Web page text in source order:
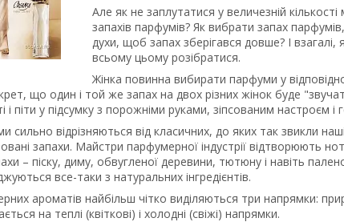
Але як не заплутатися у величезній
запахів парфумів? Як вибрати запах
духи, щоб запах зберігався довше? І
всьому цьому розібратися.
Жінка повинна вибирати парфуми у
що один і той же запах на двох різних жінок буде
і піти у підсумку з порожніми руками, зіпсованим настроєм
сильно відрізняються від класичних, до яких так звикли
запахи. Майстри парфумерної індустрії відтворюють
– піску, диму, обвугленої деревини, тютюну і навіть
все-таки з натуральних інгредієнтів.
ароматів найбільш чітко виділяються три напрямки:
на теплі (квіткові) і холодні (свіжі) напрямки.